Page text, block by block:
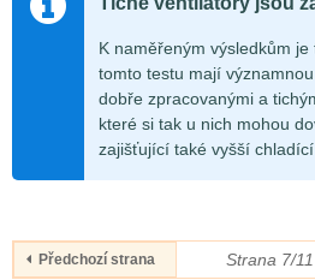
K naměřeným výsledkům
tomto testu mají
dobře zpracovanými a
které si tak u nich mohou
zajišťující také vyšší chladící
Předchozí strana Strana 7/11